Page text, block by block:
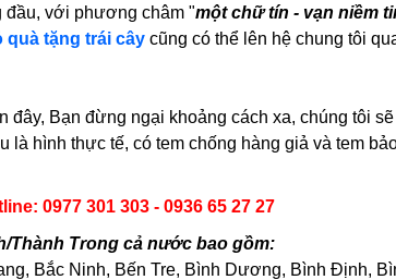
đầu, với phương châm "một chữ tín - vạn niềm
quà tặng trái câycũng có thể lên hệ chung tôi
đây, Bạn đừng ngại khoảng cách xa, chúng tôi
hình thực tế, có tem chống hàng giả và tem
0977 301 303 - 0936 65 27 27
Thành Trong cả nước bao gồm:
Bắc Ninh, Bến Tre, Bình Dương, Bình Định,